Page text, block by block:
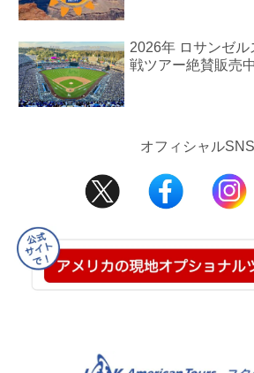
2026年 ロサンゼ
戦ツアー絶賛販売中
オフィシャルSNS